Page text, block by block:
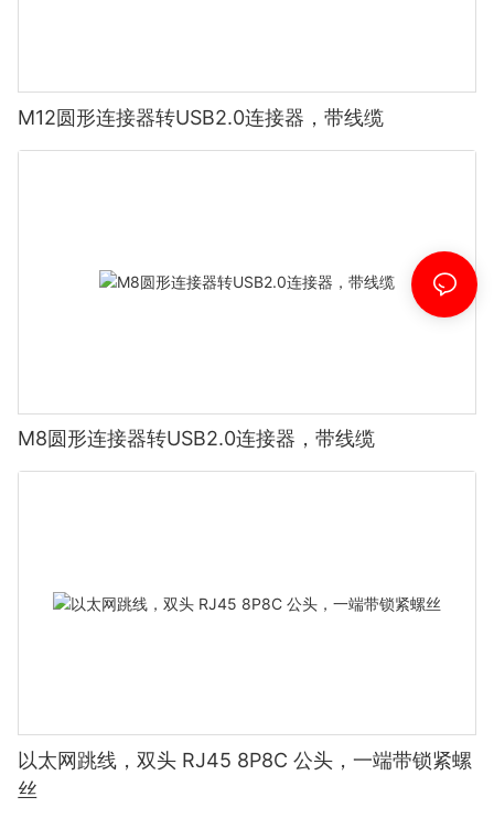
M12圆形连接器转USB2.0连接器，带线缆
M8圆形连接器转USB2.0连接器，带线缆
以太网跳线，双头 RJ45 8P8C 公头，一端带锁紧螺
丝